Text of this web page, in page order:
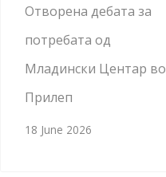
Отворена дебата за
потребата од
Младински Центар во
Прилеп
18 June 2026